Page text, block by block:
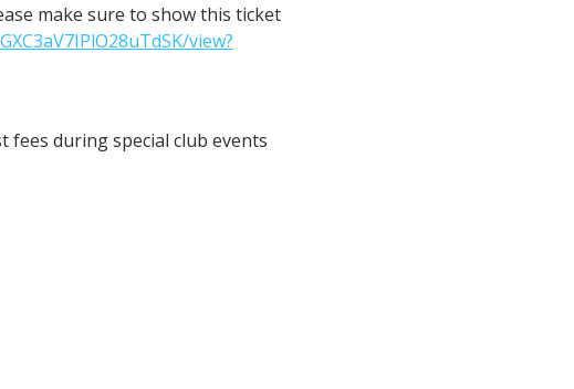
make sure to show this ticket
view?
fees during special club events